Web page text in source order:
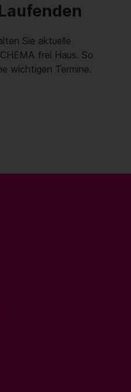
Sie aktuelle
frei Haus. So
wichtigen Termine.